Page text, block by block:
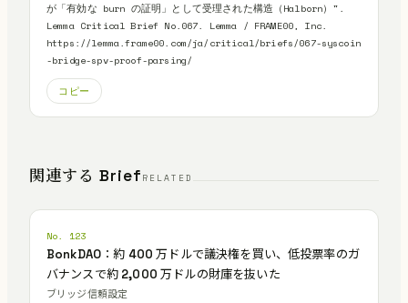
が「有効な burn の証明」として受理された構造（Halborn）".
Lemma Critical Brief No.067. Lemma / FRAME00, Inc.
https://lemma.frame00.com/ja/critical/briefs/067-syscoin
-bridge-spv-proof-parsing/
コピー
関連する Brief RELATED
No. 123
BonkDAO：約 400 万ドルで議決権を買い、低投票率のガ
バナンスで約 2,000 万ドルの財庫を抜いた
ブリッジ信頼設定